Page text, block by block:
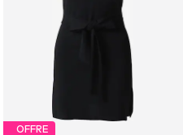
OFFRE